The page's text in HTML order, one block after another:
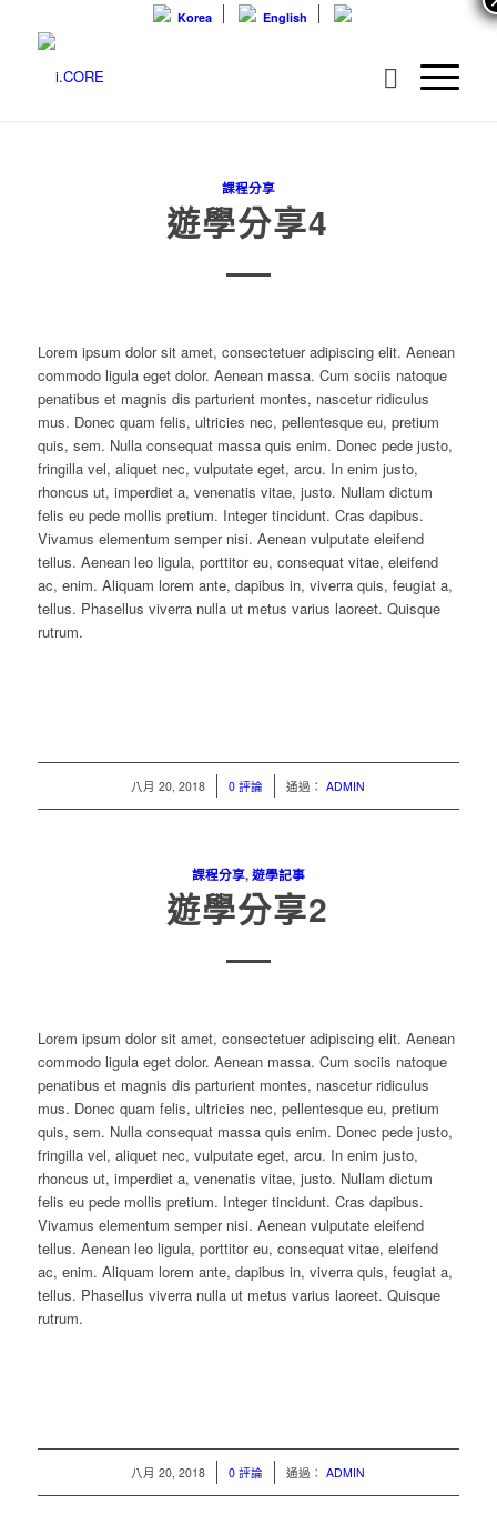
Korea English
課程分享
遊學分享4
Lorem ipsum dolor sit amet, consectetuer adipiscing elit. Aenean
commodo ligula eget dolor. Aenean massa. Cum sociis natoque
penatibus et magnis dis parturient montes, nascetur ridiculus
mus. Donec quam felis, ultricies nec, pellentesque eu, pretium
quis, sem. Nulla consequat massa quis enim. Donec pede justo,
fringilla vel, aliquet nec, vulputate eget, arcu. In enim justo,
rhoncus ut, imperdiet a, venenatis vitae, justo. Nullam dictum
felis eu pede mollis pretium. Integer tincidunt. Cras dapibus.
Vivamus elementum semper nisi. Aenean vulputate eleifend
tellus. Aenean leo ligula, porttitor eu, consequat vitae, eleifend
ac, enim. Aliquam lorem ante, dapibus in, viverra quis, feugiat a,
tellus. Phasellus viverra nulla ut metus varius laoreet. Quisque
rutrum.
八月 20, 2018
/ 0 評論
/ 通過：ADMIN
課程分享,遊學記事
遊學分享2
Lorem ipsum dolor sit amet, consectetuer adipiscing elit. Aenean
commodo ligula eget dolor. Aenean massa. Cum sociis natoque
penatibus et magnis dis parturient montes, nascetur ridiculus
mus. Donec quam felis, ultricies nec, pellentesque eu, pretium
quis, sem. Nulla consequat massa quis enim. Donec pede justo,
fringilla vel, aliquet nec, vulputate eget, arcu. In enim justo,
rhoncus ut, imperdiet a, venenatis vitae, justo. Nullam dictum
felis eu pede mollis pretium. Integer tincidunt. Cras dapibus.
Vivamus elementum semper nisi. Aenean vulputate eleifend
tellus. Aenean leo ligula, porttitor eu, consequat vitae, eleifend
ac, enim. Aliquam lorem ante, dapibus in, viverra quis, feugiat a,
tellus. Phasellus viverra nulla ut metus varius laoreet. Quisque
rutrum.
八月 20, 2018
/ 0 評論
/ 通過：ADMIN